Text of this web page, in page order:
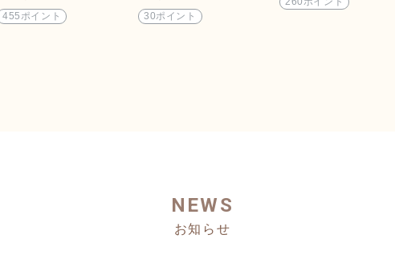
455ポイント 30ポイント
NEWS
お知らせ